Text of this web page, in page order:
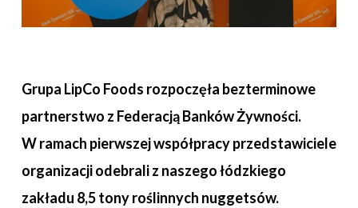
Grupa LipCo Foods rozpoczęła bezterminowe
partnerstwo z Federacją Banków Żywności.
W ramach pierwszej współpracy przedstawiciele
organizacji odebrali z naszego łódzkiego
zakładu 8,5 tony roślinnych nuggetsów.